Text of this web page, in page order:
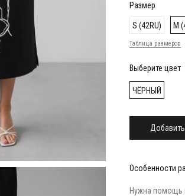
Размер
S (42RU) M
Таблица размеров
Выберите цвет
ЧЁРНЫЙ
Особенности
Нужна помощь